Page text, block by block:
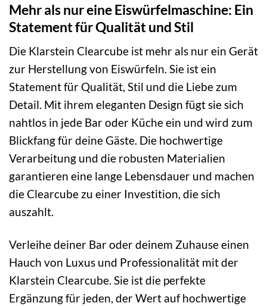
Mehr als nur eine Eiswürfelmaschine: Ein
Statement für Qualität und Stil
Die Klarstein Clearcube ist mehr als nur ein Gerät
zur Herstellung von Eiswürfeln. Sie ist ein
Statement für Qualität, Stil und die Liebe zum
Detail. Mit ihrem eleganten Design fügt sie sich
nahtlos in jede Bar oder Küche ein und wird zum
Blickfang für deine Gäste. Die hochwertige
Verarbeitung und die robusten Materialien
garantieren eine lange Lebensdauer und machen
die Clearcube zu einer Investition, die sich
auszahlt.
Verleihe deiner Bar oder deinem Zuhause einen
Hauch von Luxus und Professionalität mit der
Klarstein Clearcube. Sie ist die perfekte
Ergänzung für jeden, der Wert auf hochwertige